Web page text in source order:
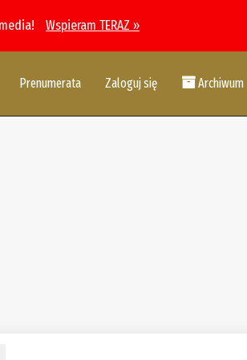
Wspieram TERAZ »
Prenumerata Zaloguj się Archiwum